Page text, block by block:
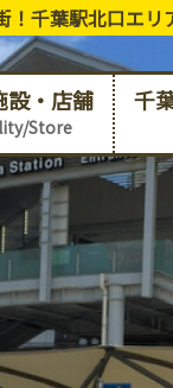
！千葉駅北口エリ
設・店舗
Store
千